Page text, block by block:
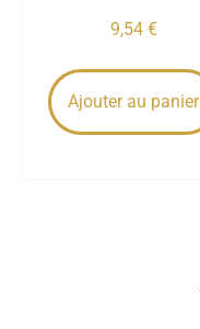
9,54 €
Ajouter au panier